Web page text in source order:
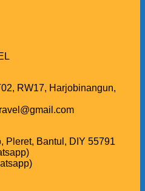
RW17, Harjobinangun,
Pleret, Bantul, DIY 55791